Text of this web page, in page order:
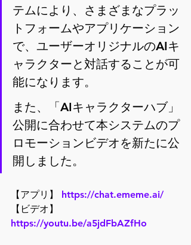
テムにより、さまざまなプラッ
トフォームやアプリケーション
で、ユーザーオリジナルのAIキ
ャラクターと対話することが可
能になります。
また、「AIキャラクターハブ」
公開に合わせて本システムのプ
ロモーションビデオを新たに公
開しました。
【アプリ】 https://chat.ememe.ai/
【ビデオ】
https://youtu.be/a5jdFbAZfHo